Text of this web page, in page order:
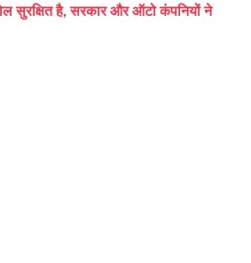
सुरक्षित है, सरकार और ऑटो कंपनियों ने